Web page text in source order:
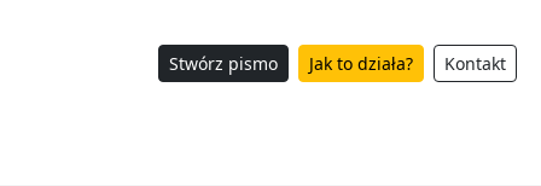
Stwórz pismo Jak to działa? Kontakt